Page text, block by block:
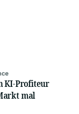
KI-Profiteur
mal